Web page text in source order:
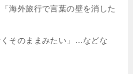
海外旅行で言葉の壁を消した
くそのままみたい」…などな